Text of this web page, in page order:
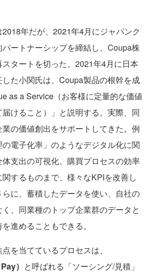
年だが、2021年4月にジャパンク
ートナーシップを締結し、Coupa株
タートを切った。2021年4月に日本
た小関氏は、Coupa製品の根幹を成
as a Service（お客様に定量的な価値
けること）」と説明する。実際、同
の価値創出をサポートしてきた。例
電子化率」のようなデジタル化に関
支出の可視化、購買プロセスの効率
するものまで、様々なKPIを改善し
に、蓄積したデータを使い、自社の
、同業種のトップ企業群のデータと
進めることもできる。
を当てているプロセスは、
） と呼ばれる「ソーシング/見積」